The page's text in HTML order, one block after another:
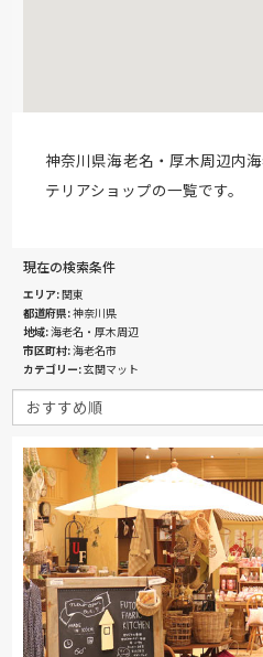
神奈川県海老名・厚木周辺内
テリアショップの一覧です。
現在の検索条件
エリア 関東
都道府県 神奈川県
地域 海老名・厚木周辺
市区町村 海老名市
カテゴリー 玄関マット